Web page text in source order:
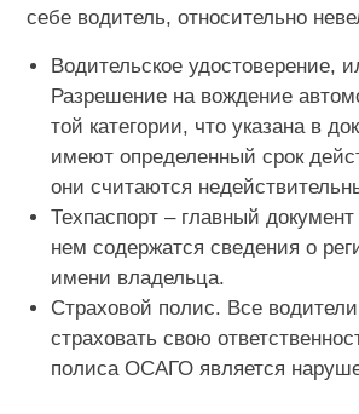
себе водитель, относительно
Водительское удостоверение,
Разрешение на вождение
той категории, что указана в
имеют определенный срок
они считаются
Техпаспорт – главный
нем содержатся сведения о
имени владельца.
Страховой полис. Все
страховать свою
полиса ОСАГО является